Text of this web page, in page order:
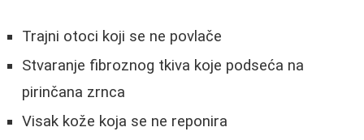
Trajni otoci koji se ne povlače
Stvaranje fibroznog tkiva koje podseća na
pirinčana zrnca
Visak kože koja se ne reponira